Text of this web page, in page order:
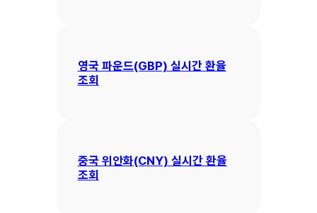
영국 파운드(GBP) 실시간 환율
조회
중국 위안화(CNY) 실시간 환율
조회